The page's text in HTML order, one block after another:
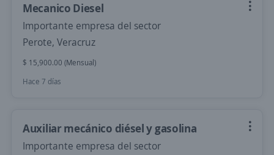
Mecanico Diesel
Importante empresa del sector
Perote, Veracruz
$ 15,900.00 (Mensual)
Hace 7 días
Auxiliar mecánico diésel y gasolina
Importante empresa del sector